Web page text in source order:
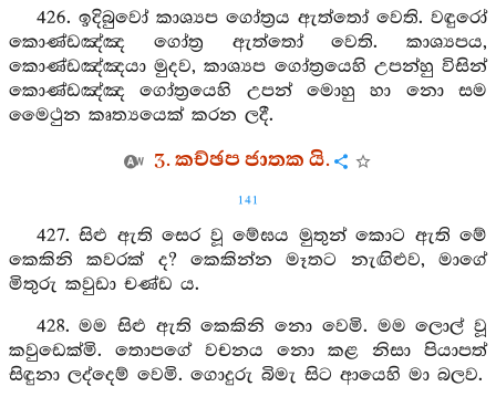
426. ඉදිබුවෝ කාශ්‍යප ගෝත්‍රය ඇත්තෝ වෙති. වඳුරෝ
කොණ්ඩඤ්ඤ ගෝත්‍ර ඇත්තෝ වෙති. කාශ්‍යපය,
කොණ්ඩඤ්ඤයා මුදව, කාශ්‍යප ගෝත්‍රයෙහි උපන්හු විසින්
කොණ්ඩඤ්ඤ ගෝත්‍රයෙහි උපන් මොහු හා නො සම
මෛථුන කෘත්‍යයෙක් කරන ලදී.
3. කච්ඡප ජාතක යි.
141
427. සිළු ඇති සෙර වූ මේඝය මුතුන් කොට ඇති මේ
කෙකිනි කවරක් ද? කෙකින්න මෑතට නැඟිළුව, මාගේ
මිතුරු කවුඩා චණ්ඩ ය.
428. මම සිළු ඇති කෙකිනි නො වෙමි. මම ලොල් වූ
කවුඩෙක්මි. තොපගේ වචනය නො කළ නිසා පියාපත්
සිඳුනා ලද්දෙම් වෙමි. ගොදුරු බිමැ සිට ආයෙහි මා බලව.